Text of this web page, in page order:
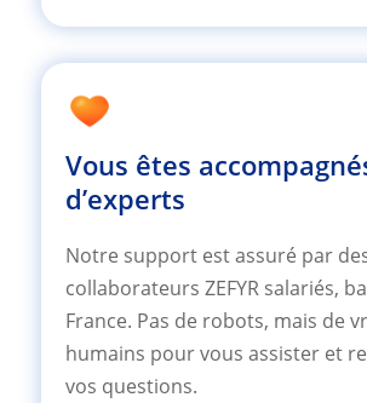
Vous êtes
d’experts
Notre support est assuré par
collaborateurs ZEFYR salariés,
France. Pas de robots, mais de
humains pour vous assister et
vos questions.